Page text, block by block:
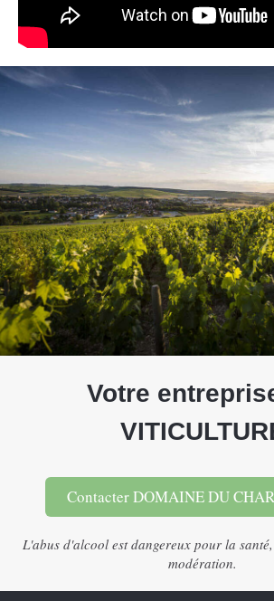
Votre
Contacter DOMAINE DU
L'abus d'alcool est dangereux pour la
modération .